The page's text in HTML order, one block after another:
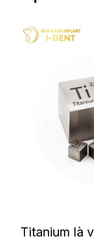
Titanium là